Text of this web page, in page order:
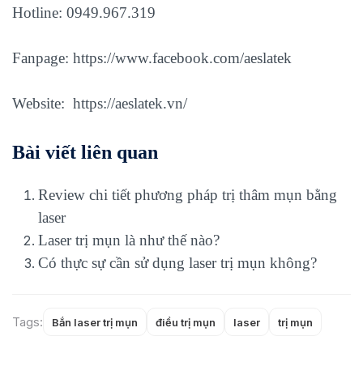
Hotline: 0949.967.319
Fanpage: https://www.facebook.com/aeslatek
Website: https://aeslatek.vn/
Bài viết liên quan
Review chi tiết phương pháp trị thâm mụn bằng
laser
Laser trị mụn là như thế nào?
Có thực sự cần sử dụng laser trị mụn không?
Tags: Bắn laser trị mụn điều trị mụn laser trị mụn